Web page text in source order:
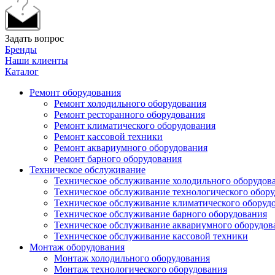
Задать вопрос
Бренды
Наши клиенты
Каталог
Ремонт оборудования
Ремонт холодильного оборудования
Ремонт ресторанного оборудования
Ремонт климатического оборудования
Ремонт кассовой техники
Ремонт аквариумного оборудования
Ремонт барного оборудования
Техническое обслуживание
Техническое обслуживание холодильного
Техническое обслуживание технологического
Техническое обслуживание климатического
Техническое обслуживание барного оборудования
Техническое обслуживание аквариумного
Техническое обслуживание кассовой техники
Монтаж оборудования
Монтаж холодильного оборудования
Монтаж технологического оборудования